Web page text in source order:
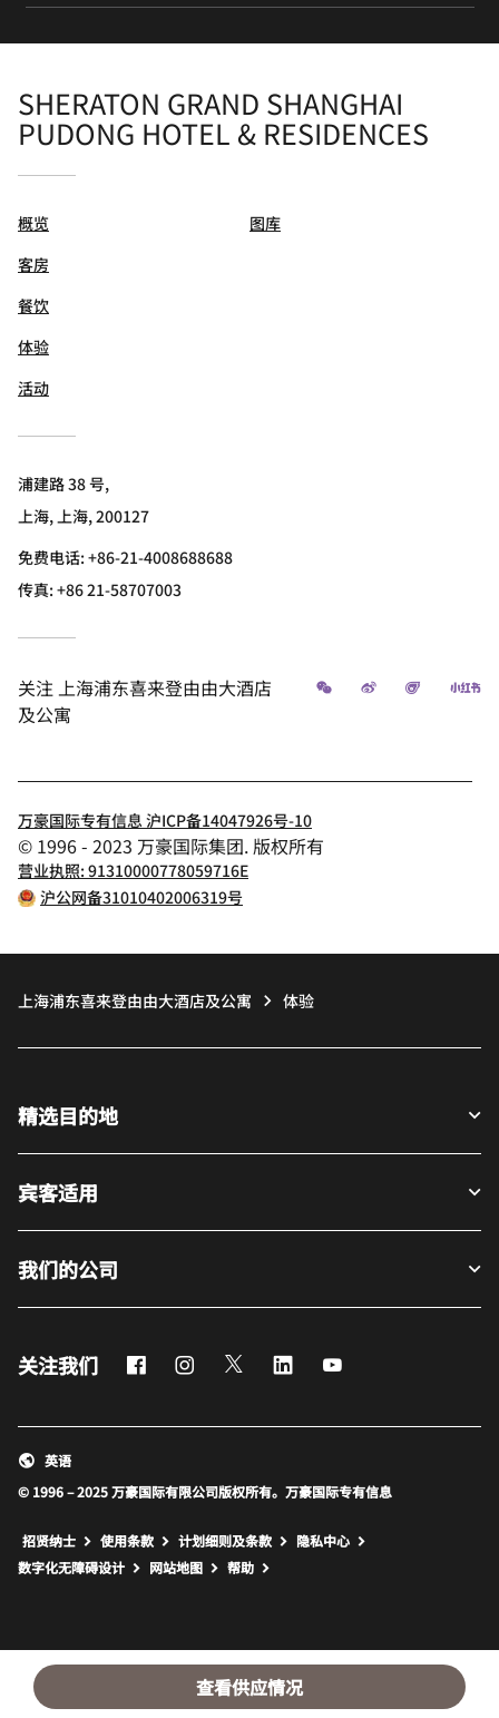
查看供应情况
SHERATON GRAND SHANGHAI
PUDONG HOTEL & RESIDENCES
概览
客房
餐饮
体验
活动
图库
浦建路 38 号,
上海, 上海, 200127
免费电话:+86-21-4008688688
传真:+86 21-58707003
关注 上海浦东喜来登由由大酒店
及公寓
微信 微博 飞猪
万豪国际专有信息 沪ICP备14047926号-10
© 1996 - 2023 万豪国际集团. 版权所有
营业执照: 91310000778059716E
沪公网备31010402006319号
上海浦东喜来登由由大酒店及公寓 体验
精选目的地
宾客适用
我们的公司
关注我们 FacebookInstagram
Twitter LinkedIn
© 1996 – 2025 万豪国际有限公司版权所有。万豪国际专有信息
英语
招贤纳士 使用条款 计划细则及条款
隐私中心
数字化无障碍设计
网站地图 打开新窗口
帮助